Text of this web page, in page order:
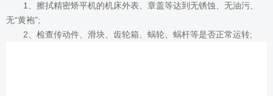
1、擦拭精密矫平机的机床外表、章盖等达到无锈蚀、无油污、
无“黄袍”;
2、检查传动件、滑块、齿轮箱、蜗轮、蜗杆等是否正常运转;